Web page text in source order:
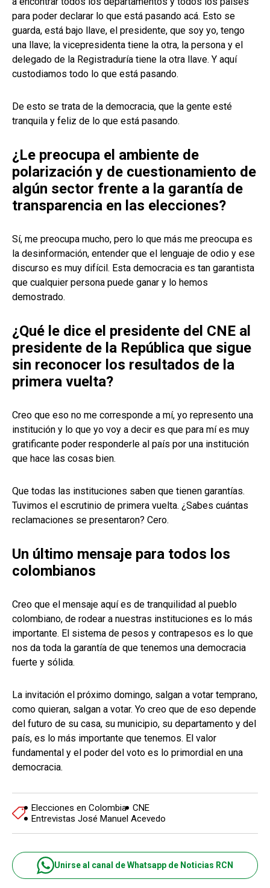
para poder declarar lo que está pasando acá. Esto se
guarda, está bajo llave, el presidente, que soy yo, tengo
una llave; la vicepresidenta tiene la otra, la persona y el
delegado de la Registraduría tiene la otra llave. Y aquí
custodiamos todo lo que está pasando.
De esto se trata de la democracia, que la gente esté
tranquila y feliz de lo que está pasando.
¿Le preocupa el ambiente de
polarización y de cuestionamiento de
algún sector frente a la garantía de
transparencia en las elecciones?
Sí, me preocupa mucho, pero lo que más me preocupa es
la desinformación, entender que el lenguaje de odio y ese
discurso es muy difícil. Esta democracia es tan garantista
que cualquier persona puede ganar y lo hemos
demostrado.
¿Qué le dice el presidente del CNE al
presidente de la República que sigue
sin reconocer los resultados de la
primera vuelta?
Creo que eso no me corresponde a mí, yo represento una
institución y lo que yo voy a decir es que para mí es muy
gratificante poder responderle al país por una institución
que hace las cosas bien.
Que todas las instituciones saben que tienen garantías.
Tuvimos el escrutinio de primera vuelta. ¿Sabes cuántas
reclamaciones se presentaron? Cero.
Un último mensaje para todos los
colombianos
Creo que el mensaje aquí es de tranquilidad al pueblo
colombiano, de rodear a nuestras instituciones es lo más
importante. El sistema de pesos y contrapesos es lo que
nos da toda la garantía de que tenemos una democracia
fuerte y sólida.
La invitación el próximo domingo, salgan a votar temprano,
como quieran, salgan a votar. Yo creo que de eso depende
del futuro de su casa, su municipio, su departamento y del
país, es lo más importante que tenemos. El valor
fundamental y el poder del voto es lo primordial en una
democracia.
Elecciones en Colombia CNE
Entrevistas José Manuel Acevedo
Unirse al canal de Whatsapp de Noticias RCN